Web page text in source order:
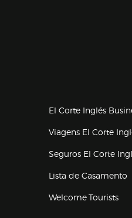
nueva ventana)
El Corte Inglés
Viagens El Corte
Seguros El Corte
Lista de Casamento
Welcome Tourists